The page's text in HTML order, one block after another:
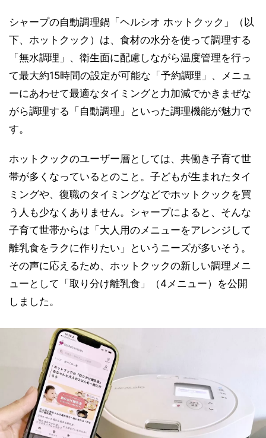
シャープの自動調理鍋「ヘルシオ ホットクック」（以
下、ホットクック）は、食材の水分を使って調理する
「無水調理」、衛生面に配慮しながら温度管理を行っ
て最大約15時間の設定が可能な「予約調理」、メニュ
ーにあわせて最適なタイミングと力加減でかきまぜな
がら調理する「自動調理」といった調理機能が魅力で
す。
ホットクックのユーザー層としては、共働き子育て世
帯が多くなっているとのこと。子どもが生まれたタイ
ミングや、復職のタイミングなどでホットクックを買
う人も少なくありません。シャープによると、そんな
子育て世帯からは「大人用のメニューをアレンジして
離乳食をラクに作りたい」というニーズが多いそう。
その声に応えるため、ホットクックの新しい調理メニ
ューとして「取り分け離乳食」（4メニュー）を公開
しました。